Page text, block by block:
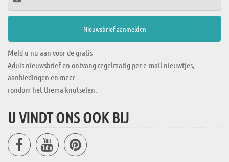
Meld u nu aan voor de gratis
Aduis nieuwsbrief en ontvang regelmatig per e-mail nieuwtjes,
aanbiedingen en meer
rondom het thema knutselen.
U VINDT ONS OOK BIJ